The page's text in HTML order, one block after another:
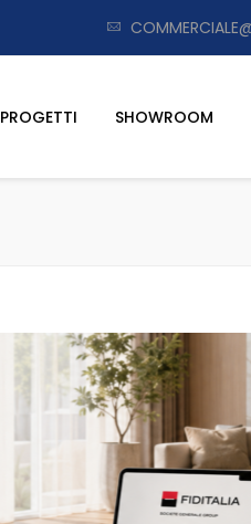
PROGETTI SHOWROOM